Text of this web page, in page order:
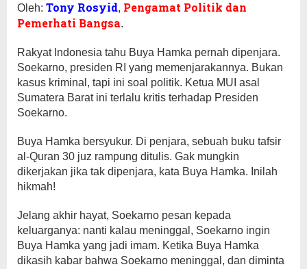
Oleh: Tony Rosyid, Pengamat Politik dan
Pemerhati Bangsa.
Rakyat Indonesia tahu Buya Hamka pernah dipenjara.
Soekarno, presiden RI yang memenjarakannya. Bukan
kasus kriminal, tapi ini soal politik. Ketua MUI asal
Sumatera Barat ini terlalu kritis terhadap Presiden
Soekarno.
Buya Hamka bersyukur. Di penjara, sebuah buku tafsir
al-Quran 30 juz rampung ditulis. Gak mungkin
dikerjakan jika tak dipenjara, kata Buya Hamka. Inilah
hikmah!
Jelang akhir hayat, Soekarno pesan kepada
keluarganya: nanti kalau meninggal, Soekarno ingin
Buya Hamka yang jadi imam. Ketika Buya Hamka
dikasih kabar bahwa Soekarno meninggal, dan diminta